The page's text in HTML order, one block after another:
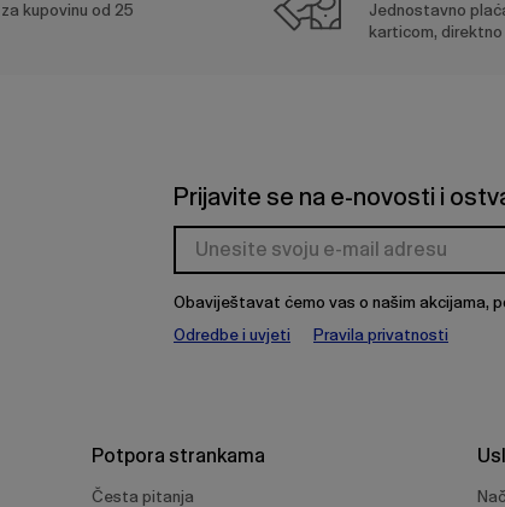
kupovinu od 25
Jednostavno
karticom, direktno
Prijavite se na e-novosti i
Obaviještavat ćemo vas o našim akcijama,
Odredbe i uvjeti
Pravila privatnosti
Potpora strankama
Česta pitanja